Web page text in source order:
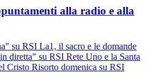
alla radio e alla
su RSI La1, il sacro e le domande
diretta" su RSI Rete Uno e la Santa
Cristo Risorto domenica su RSI